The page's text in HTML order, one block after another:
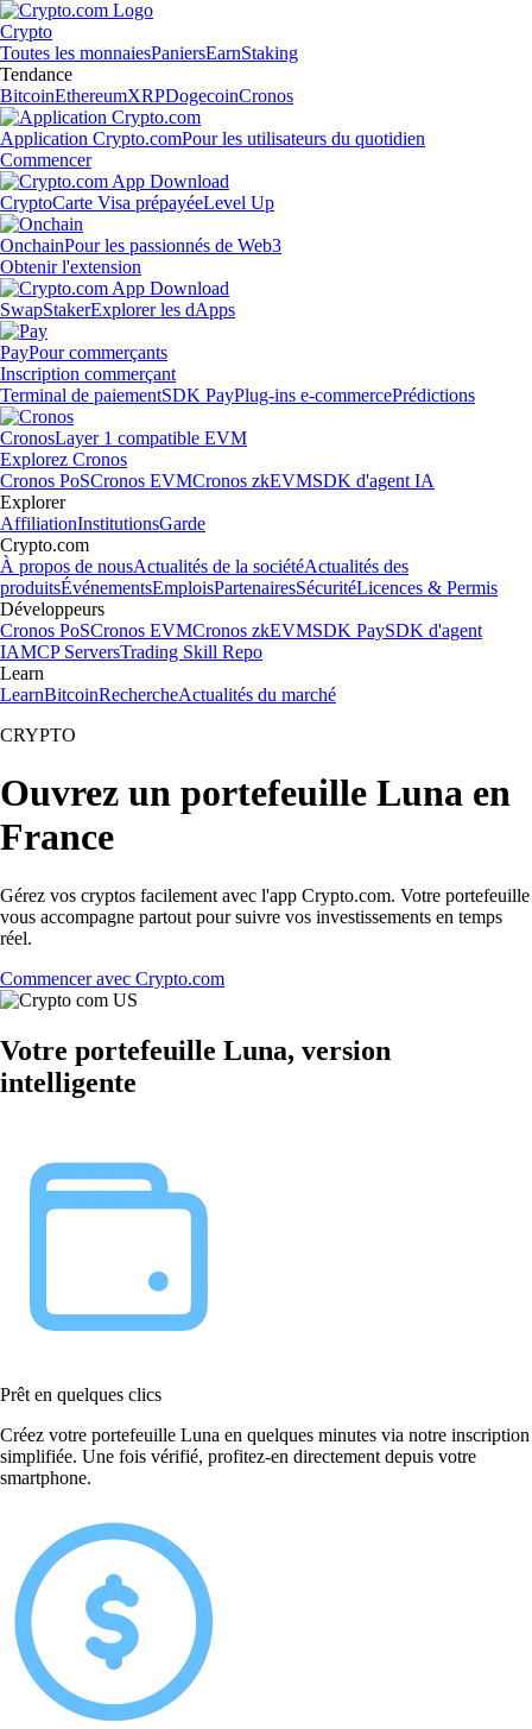
Crypto
Toutes les monnaiesPaniersEarnStaking
Tendance
BitcoinEthereumXRPDogecoinCronos
Application Crypto.comPour les utilisateurs du quotidien
Commencer
CryptoCarte Visa prépayéeLevel Up
OnchainPour les passionnés de Web3
Obtenir l'extension
SwapStakerExplorer les dApps
PayPour commerçants
Inscription commerçant
Terminal de paiementSDK PayPlug-ins e-commercePrédictions
CronosLayer 1 compatible EVM
Explorez Cronos
Cronos PoSCronos EVMCronos zkEVMSDK d'agent IA
Explorer
AffiliationInstitutionsGarde
Crypto.com
À propos de nousActualités de la sociétéActualités des
produitsÉvénementsEmploisPartenairesSécuritéLicences & Permis
Développeurs
Cronos PoSCronos EVMCronos zkEVMSDK PaySDK d'agent
IAMCP ServersTrading Skill Repo
Learn
LearnBitcoinRechercheActualités du marché
CRYPTO
Ouvrez un portefeuille Luna en
France
Gérez vos cryptos facilement avec l'app Crypto.com. Votre portefeuille
vous accompagne partout pour suivre vos investissements en temps
réel.
Commencer avec Crypto.com
Votre portefeuille Luna, version
intelligente
Prêt en quelques clics
Créez votre portefeuille Luna en quelques minutes via notre inscription
simplifiée. Une fois vérifié, profitez-en directement depuis votre
smartphone.